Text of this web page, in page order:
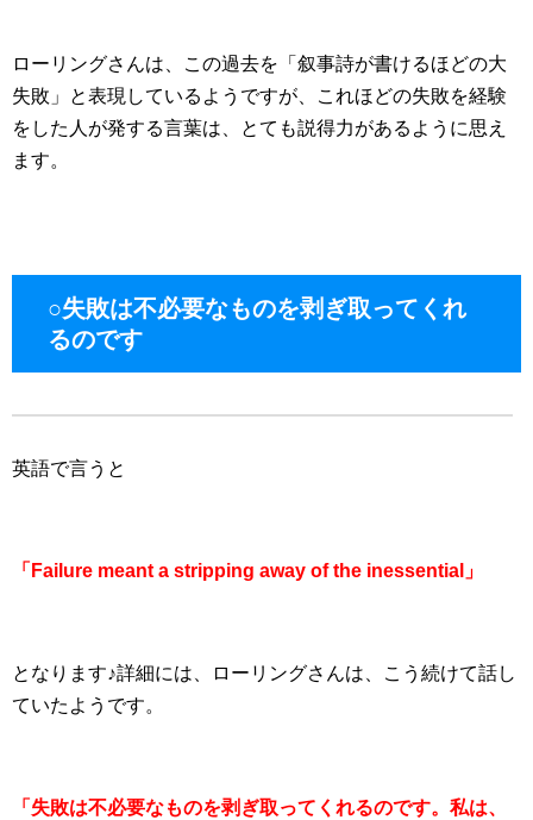
ローリングさんは、この過去を「叙事詩が書けるほどの大
失敗」と表現しているようですが、これほどの失敗を経験
をした人が発する言葉は、とても説得力があるように思え
ます。
○失敗は不必要なものを剥ぎ取ってくれ
るのです
英語で言うと
「Failure meant a stripping away of the inessential」
となります♪詳細には、ローリングさんは、こう続けて話し
ていたようです。
「失敗は不必要なものを剥ぎ取ってくれるのです。私は、